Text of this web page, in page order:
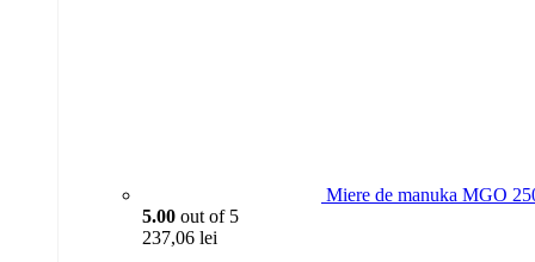
Miere de manuka MGO
5.00 out of 5
237,06 lei